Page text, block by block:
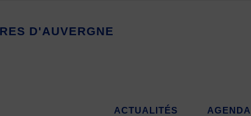
RES D'AUVERGNE
ACTUALITÉS AGENDA